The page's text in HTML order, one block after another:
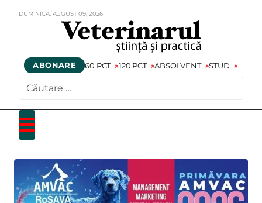
DUMINICĂ, AUGUST09, 2026
ABONARE 60 PCT 120 PCT ABSOLVENT STUD